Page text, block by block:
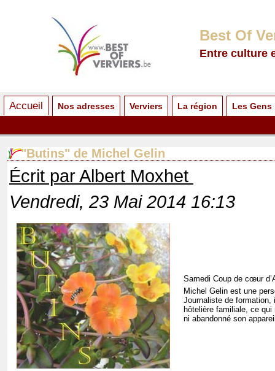
Best Of
Entre culture
Accueil Nos adresses Verviers La région Les Gens
"Butins" de Michel Gelin
Écrit par Albert Moxhet
Vendredi, 23 Mai 2014 16:13
Samedi Coup de cœur
Michel Gelin est une
Journaliste de formation,
hôtelière familiale, ce
ni abandonné son